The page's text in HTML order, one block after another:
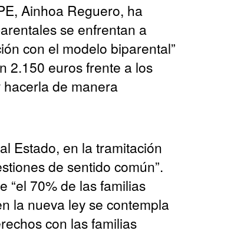
Ainhoa Reguero, ha
se enfrentan a
con el modelo biparental”
2.150 euros frente a los
de manera
Estado, en la tramitación
de sentido común”.
“el 70% de las familias
la nueva ley se contempla
con las familias